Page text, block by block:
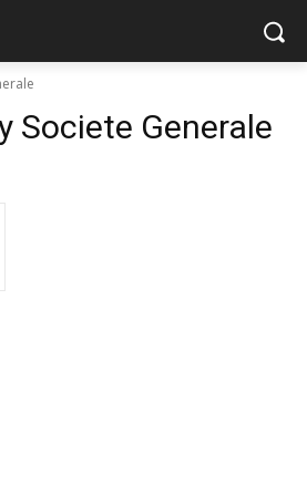
Societe Generale